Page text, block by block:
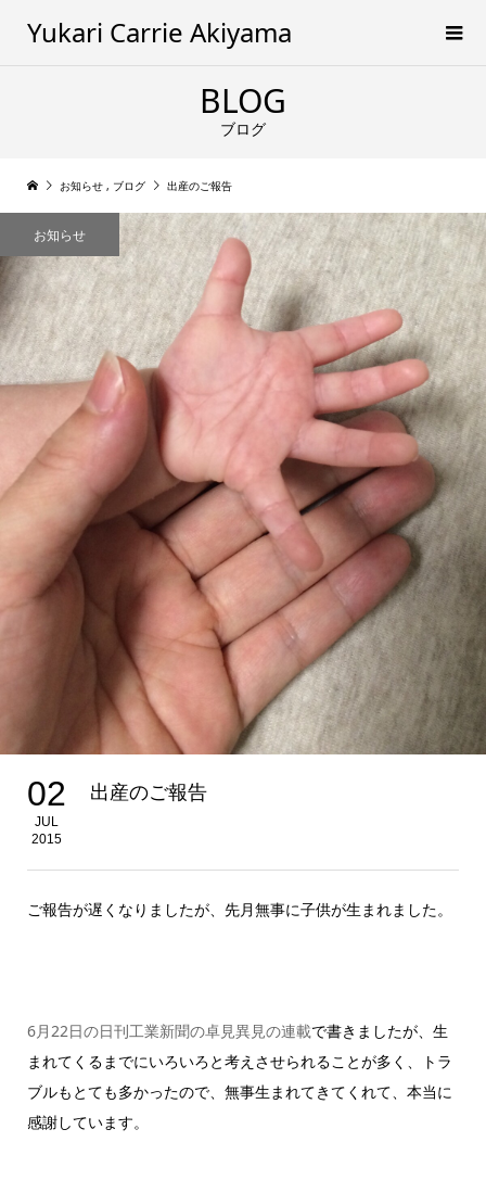
Yukari Carrie Akiyama
BLOG
ブログ
お知らせ , ブログ 出産のご報告
お知らせ
02
JUL
2015
出産のご報告
ご報告が遅くなりましたが、先月無事に子供が生まれました。
6月22日の日刊工業新聞の卓見異見の連載で書きましたが、生
まれてくるまでにいろいろと考えさせられることが多く、トラ
ブルもとても多かったので、無事生まれてきてくれて、本当に
感謝しています。